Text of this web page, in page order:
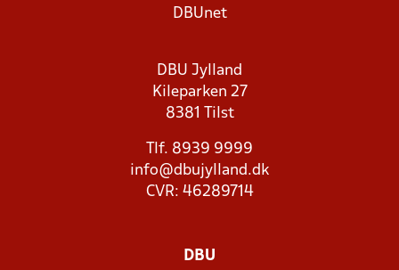
DBUnet
DBU Jylland
Kileparken 27
8381 Tilst
Tlf. 8939 9999
info@dbujylland.dk
CVR: 46289714
DBU